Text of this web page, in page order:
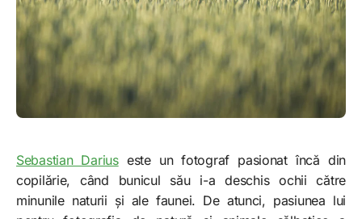
Sebastian Dariuseste un fotograf pasionat încă din
copilărie, când bunicul său i-a deschis ochii către
minunile naturii și ale faunei. De atunci, pasiunea lui